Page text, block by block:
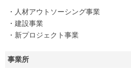
・人材アウトソーシング事業
・建設事業
・新プロジェクト事業
事業所